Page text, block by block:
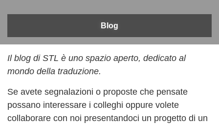
Blog
Il blog di STL è uno spazio aperto, dedicato al
mondo della traduzione.
Se avete segnalazioni o proposte che pensate
possano interessare i colleghi oppure volete
collaborare con noi presentandoci un progetto di un